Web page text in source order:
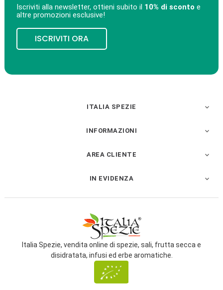
Iscriviti alla newsletter, ottieni subito il 10% di sconto e
altre promozioni esclusive!
ISCRIVITI ORA
ITALIA SPEZIE 
INFORMAZIONI 
AREA CLIENTE 
IN EVIDENZA 
Italia Spezie, vendita online di spezie, sali, frutta secca e
disidratata, infusi ed erbe aromatiche.